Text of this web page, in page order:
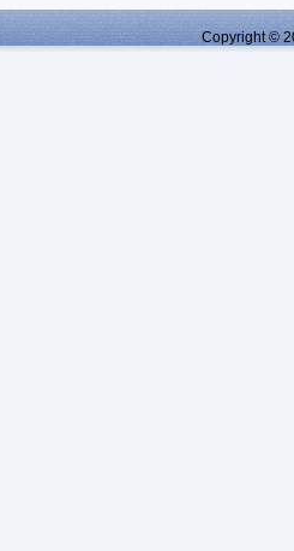
Copyright ©